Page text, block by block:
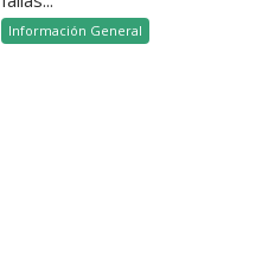
Información General